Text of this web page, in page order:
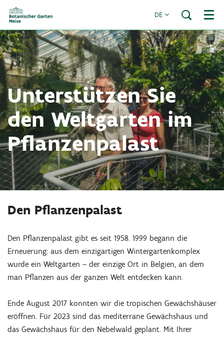
DE Menü
Unterstützen Sie
den Weltgarten im
Pflanzenpalast
Den Pflanzenpalast
Den Pflanzenpalast gibt es seit 1958. 1999 begann die
Erneuerung: aus dem einzigartigen Wintergartenkomplex
wurde ein Weltgarten – der einzige Ort in Belgien, an dem
man Pflanzen aus der ganzen Welt entdecken kann.
Ende August 2017 konnten wir die tropischen Gewächshäuser
eröffnen. Für 2023 sind das mediterrane Gewächshaus und
das Gewächshaus für den Nebelwald geplant. Mit Ihrer